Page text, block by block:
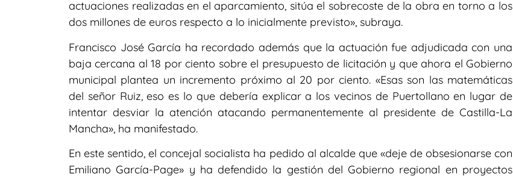
actuaciones realizadas en el aparcamiento, sitúa el sobrecoste de la obra en torno a los
dos millones de euros respecto a lo inicialmente previsto», subraya.
Francisco José García ha recordado además que la actuación fue adjudicada con una
baja cercana al 18 por ciento sobre el presupuesto de licitación y que ahora el Gobierno
municipal plantea un incremento próximo al 20 por ciento. «Esas son las matemáticas
del señor Ruiz, eso es lo que debería explicar a los vecinos de Puertollano en lugar de
intentar desviar la atención atacando permanentemente al presidente de Castilla-La
Mancha», ha manifestado.
En este sentido, el concejal socialista ha pedido al alcalde que «deje de obsesionarse con
Emiliano García-Page» y ha defendido la gestión del Gobierno regional en proyectos